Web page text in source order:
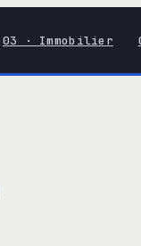
03 · Immobilier